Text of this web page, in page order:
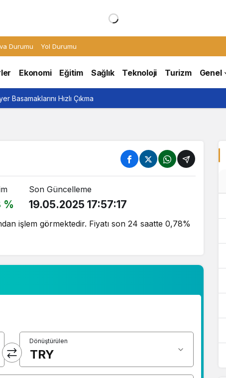
Durumu Yol Durumu
Ekonomi Eğitim Sağlık Teknoloji Turizm Genel
Basamaklarını Hızlı Çıkma
%
Son Güncelleme
19.05.2025 17:57:17
işlem görmektedir. Fiyatı son 24 saatte 0,78%
Dönüştürülen